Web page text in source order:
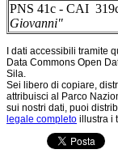
PNS 41c - CAI
Giovanni"
I dati accessibili tramite
Data Commons Open
Sila.
Sei libero di copiare,
attribuisci al Parco
sui nostri dati, puoi
legale completo illustra i